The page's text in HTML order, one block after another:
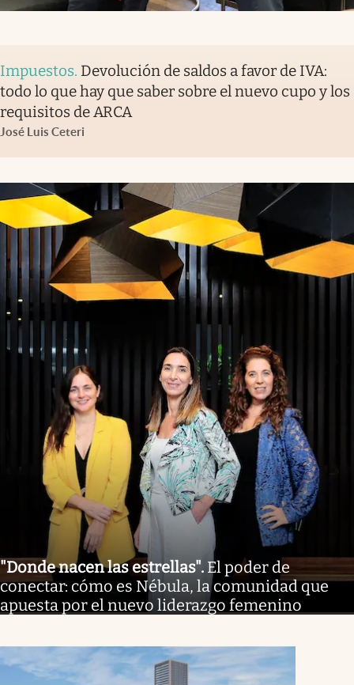
Impuestos. Devolución de saldos a favor de IVA:
todo lo que hay que saber sobre el nuevo cupo y los
requisitos de ARCA
José Luis Ceteri
"Donde nacen las estrellas". El poder de
conectar: cómo es Nébula, la comunidad que
apuesta por el nuevo liderazgo femenino